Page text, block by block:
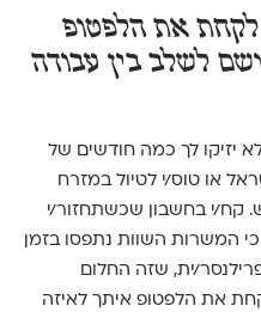
את הלפטופ
לשלב בין עבודה
יזיקו לך כמה חודשים של
או טוס/י לטיול במזרח
קח/י בחשבון שכשתחזור/י
המשרות השוות נתפסו בזמן
ית, שזה החלום
את הלפטופ איתך לאיזה